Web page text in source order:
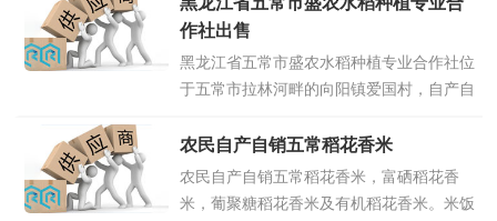
号）点击详情>>
作社出售
黑龙江省五常市盛农水稻种植专业合作社位
于五常市拉林河畔的向阳镇爱国村，自产自
米，不滴一滴香精。不勾兑，保持了稻花香
大米的原汁原味原生态化！入口细腻！柔
软，甘甜，香味十足！营养健康！剩饭不回
农民自产自销五常稻花香米
农民自产自销五常稻花香米，富硒稻花香
米，葡聚糖稻花香米及有机稻花香米。米饭